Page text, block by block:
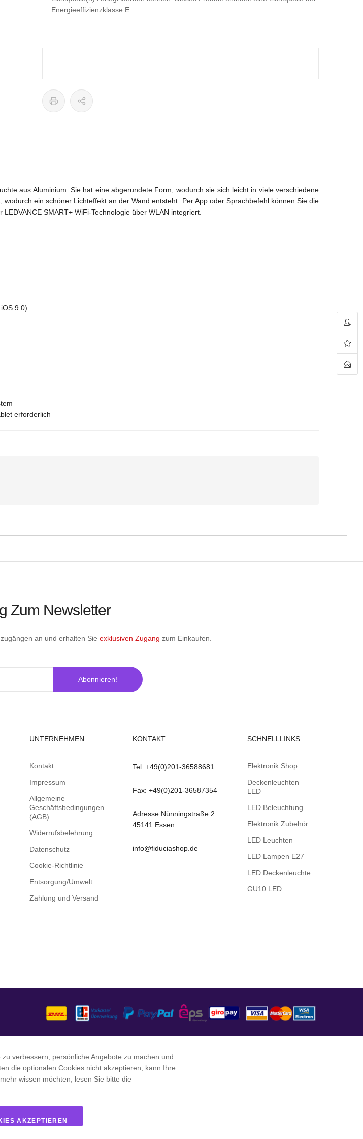
Energieeffizienzklasse E
aus Aluminium. Sie hat eine abgerundete Form, wodurch sie sich leicht in viele verschiedene
ein schöner Lichteffekt an der Wand entsteht. Per App oder Sprachbefehl können Sie die
SMART+ WiFi-Technologie über WLAN integriert.
9.0)
erforderlich
Zum Newsletter
an und erhalten Sie exklusiven Zugang zum Einkaufen.
Abonnieren!
UNTERNEHMEN
Kontakt
Impressum
Allgemeine
Geschäftsbedingungen
(AGB)
Widerrufsbelehrung
Datenschutz
Cookie-Richtlinie
Entsorgung/Umwelt
Zahlung und Versand
KONTAKT
Tel: +49(0)201-36588681
Fax: +49(0)201-36587354
Adresse:Nünningstraße 2
45141 Essen
info@fiduciashop.de
SCHNELLLINKS
Elektronik Shop
Deckenleuchten
LED
LED Beleuchtung
Elektronik Zubehör
LED Leuchten
LED Lampen E27
LED Deckenleuchte
GU10 LED
verbessern, persönliche Angebote zu machen und
die optionalen Cookies nicht akzeptieren, kann Ihre
wissen möchten, lesen Sie bitte die
AKZEPTIEREN